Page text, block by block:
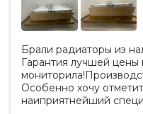
Брали радиаторы из
Гарантия лучшей цены
Особенно хочу
наиприятнейший